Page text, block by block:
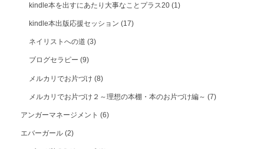
kindle本を出すにあたり大事なことプラス20(1)
kindle本出版応援セッション(17)
ネイリストへの道(3)
ブログセラピー(9)
メルカリでお片づけ(8)
メルカリでお片づけ２～理想の本棚・本のお片づけ編～(7)
アンガーマネージメント(6)
エバーガール(2)